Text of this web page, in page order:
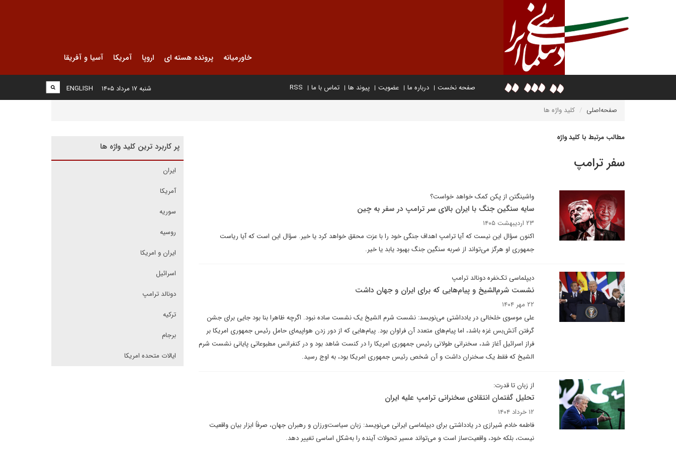
خاورمیانه پرونده هسته ای اروپا آمریکا آسیا و آفریقا
صفحه نخست درباره ما عضویت پیوند ها تماس با ما RSS
ENGLISH شنبه ۱۷ مرداد ۱۴۰۵
صفحه‌اصلی کلید واژه ها
مطالب مرتبط با کلید واژه
سفر ترامپ
واشینگتن از پکن کمک خواهد خواست؟
سایه سنگین جنگ با ایران بالای سر ترامپ در سفر به چین
۲۳ اردیبهشت ۱۴۰۵
اکنون سؤال این نیست که آیا ترامپ اهداف جنگی خود را با عزت محقق خواهد کرد یا خیر. سؤال این است که آیا ریاست
جمهوری او هرگز می‌تواند از ضربه سنگین جنگ بهبود یابد یا خیر.
دیپلماسی تک‌نفره دونالد ترامپ
نشست شرم‌الشیخ و پیام‌هایی که برای ایران و جهان داشت
۲۲ مهر ۱۴۰۴
علی موسوی خلخالی در یادداشتی می‌نویسد: نشست شرم الشیخ یک نشست ساده نبود. اگرچه ظاهرا بنا بود جایی برای جشن
گرفتن آتش‌بس غزه باشد، اما پیام‌های متعدد آن فراوان بود. پیام‌هایی که از دور زدن هواپیمای حامل رئیس جمهوری امریکا بر
فراز اسرائیل آغاز شد، سخنرانی طولانی رئیس جمهوری امریکا را در کنست شاهد بود و در کنفرانس مطبوعاتی پایانی نشست شرم
الشیخ که فقط یک سخنران داشت و آن شخص رئیس جمهوری امریکا بود، به اوج رسید.
از زبان تا قدرت:
تحلیل گفتمان انتقادی سخنرانی ترامپ علیه ایران
۱۲ خرداد ۱۴۰۴
فاطمه خادم شیرازی در یادداشتی برای دیپلماسی ایرانی می‌نویسد: زبان سیاست‌ورزان و رهبران جهان، صرفاً ابزار بیان واقعیت
نیست، بلکه خود، واقعیت‌ساز است و می‌تواند مسیر تحولات آینده را به‌شکل اساسی تغییر دهد.
پر کاربرد ترین کلید واژه ها
ایران
آمریکا
سوریه
روسیه
ایران و امریکا
اسرائیل
دونالد ترامپ
ترکیه
برجام
ایالات متحده امریکا